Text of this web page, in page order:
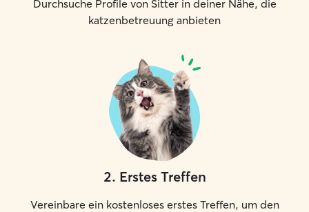
Durchsuche Profile von Sitter in deiner Nähe, die
katzenbetreuung anbieten
2. Erstes Treffen
Vereinbare ein kostenloses erstes Treffen, um den